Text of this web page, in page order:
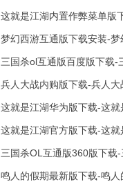
这就是江湖内置作弊菜单版
湖作弊版v14.3.0安卓版下载
梦幻西游互通版下载安装-梦
v1.567.0安卓版下载
三国杀ol互通版百度版下载-
百度游戏v3.9.0安卓版下载
兵人大战内购版下载-兵人
金币钻石版下载
这就是江湖华为版下载-这
机游戏v14.3.0安卓版下载
这就是江湖官方版下载-这
戏v14.3.0安卓版下载
三国杀OL互通版360版下载
版360客户端v3.9.0安卓版
鸣人的假期最新版下载-鸣人